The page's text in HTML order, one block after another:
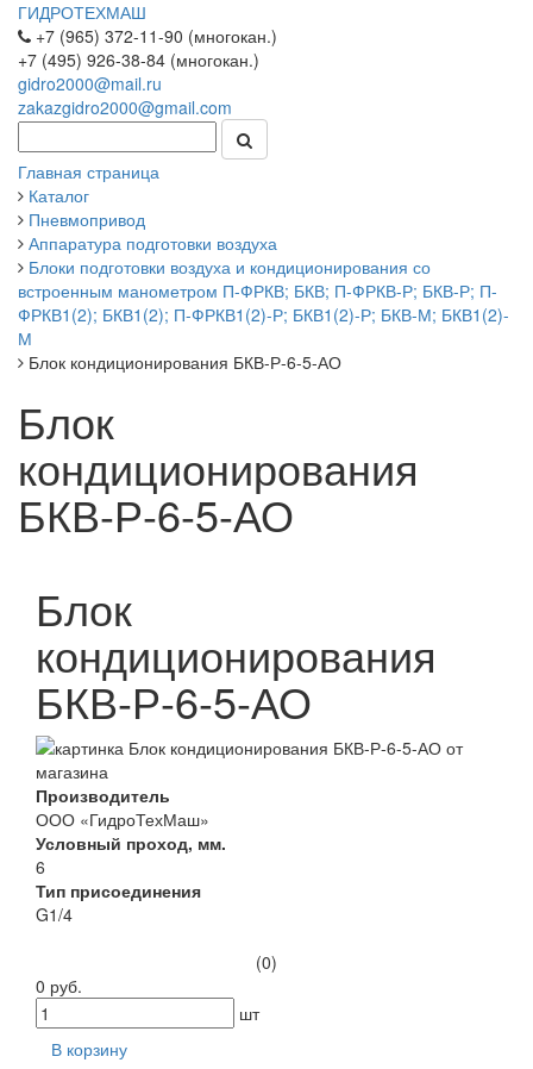
ГИДРОТЕХМАШ
+7 (965) 372-11-90 (многокан.)
+7 (495) 926-38-84 (многокан.)
gidro2000@mail.ru
zakazgidro2000@gmail.com
Главная страница
Каталог
Пневмопривод
Аппаратура подготовки воздуха
Блоки подготовки воздуха и кондиционирования со
встроенным манометром П-ФРКВ; БКВ; П-ФРКВ-Р; БКВ-Р; П-
ФРКВ1(2); БКВ1(2); П-ФРКВ1(2)-Р; БКВ1(2)-Р; БКВ-М; БКВ1(2)-
М
Блок кондиционирования БКВ-Р-6-5-АО
Блок
кондиционирования
БКВ-Р-6-5-АО
Блок
кондиционирования
БКВ-Р-6-5-АО
Производитель
ООО «ГидроТехМаш»
Условный проход, мм.
6
Тип присоединения
G1/4
(0)
0 руб.
шт
В корзину